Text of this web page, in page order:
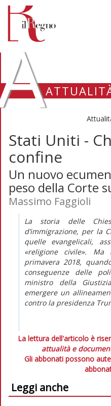
Stati Uniti -
confine
Un nuovo
peso della Corte
Massimo Faggioli
La storia delle
d’immigrazione, per la
quelle evangelicali,
«religione civile».
primavera 2018,
conseguenze delle
ministro della
emergere un
contro la presidenza
La lettura dell'articolo è
attualità e
Gli abbonati possono
Leggi anche